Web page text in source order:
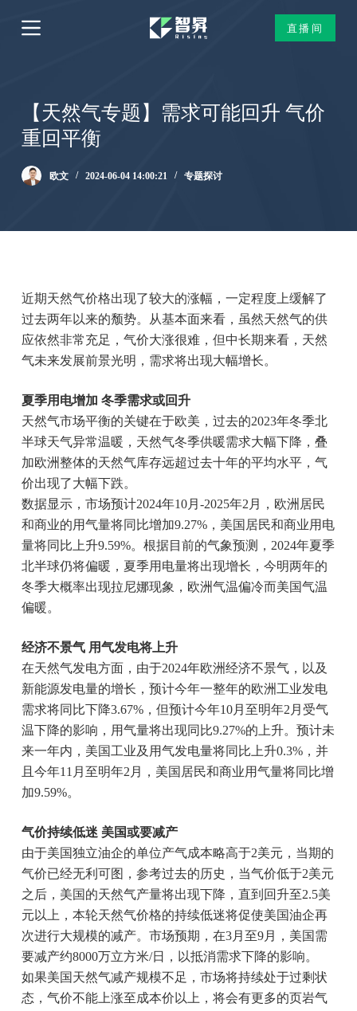
跳
过
直播间
【天然气专题】需求可能回升 气价
重回平衡
欧文 2024-06-04 14:00:21 专题探讨
近期天然气价格出现了较大的涨幅，一定程度上缓解了
过去两年以来的颓势。从基本面来看，虽然天然气的供
应依然非常充足，气价大涨很难，但中长期来看，天然
气未来发展前景光明，需求将出现大幅增长。
夏季用电增加 冬季需求或回升
天然气市场平衡的关键在于欧美，过去的2023年冬季北
半球天气异常温暖，天然气冬季供暖需求大幅下降，叠
加欧洲整体的天然气库存远超过去十年的平均水平，气
价出现了大幅下跌。
数据显示，市场预计2024年10月-2025年2月，欧洲居民
和商业的用气量将同比增加9.27%，美国居民和商业用电
量将同比上升9.59%。根据目前的气象预测，2024年夏季
北半球仍将偏暖，夏季用电量将出现增长，今明两年的
冬季大概率出现拉尼娜现象，欧洲气温偏冷而美国气温
偏暖。
经济不景气 用气发电将上升
在天然气发电方面，由于2024年欧洲经济不景气，以及
新能源发电量的增长，预计今年一整年的欧洲工业发电
需求将同比下降3.67%，但预计今年10月至明年2月受气
温下降的影响，用气量将出现同比9.27%的上升。预计未
来一年内，美国工业及用气发电量将同比上升0.3%，并
且今年11月至明年2月，美国居民和商业用气量将同比增
加9.59%。
气价持续低迷 美国或要减产
由于美国独立油企的单位产气成本略高于2美元，当期的
气价已经无利可图，参考过去的历史，当气价低于2美元
之后，美国的天然气产量将出现下降，直到回升至2.5美
元以上，本轮天然气价格的持续低迷将促使美国油企再
次进行大规模的减产。市场预期，在3月至9月，美国需
要减产约8000万立方米/日，以抵消需求下降的影响。
如果美国天然气减产规模不足，市场将持续处于过剩状
态，气价不能上涨至成本价以上，将会有更多的页岩气